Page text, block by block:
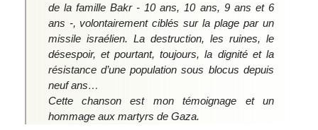
de la famille Bakr - 10 ans, 10 ans, 9 ans et 6
ans -, volontairement ciblés sur la plage par un
missile israélien. La destruction, les ruines, le
désespoir, et pourtant, toujours, la dignité et la
résistance d’une population sous blocus depuis
neuf ans…
Cette chanson est mon témoignage et un
hommage aux martyrs de Gaza.